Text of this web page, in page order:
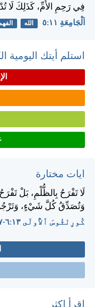
فِي رَحِمِ الأُمِّ، كَذَلِكَ لَا
اَلْجَامِعَةِ ١١:‏٥ الله
استلم أيتك اليومية
ايات مختارة
لَا تَفْرَحُ بِالظُّلْمِ، بَلْ
وَتُصَدِّقُ كُلَّ شَيْءٍ،
كُورِنْثُوسَ ٱلأُولَى ١٣:‏٦-‏٧